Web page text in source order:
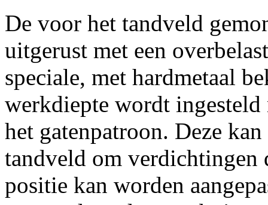
De voor het tandveld
uitgerust met een
speciale, met hardmetaal
werkdiepte wordt
het gatenpatroon. Deze
tandveld om verdichtingen
positie kan worden